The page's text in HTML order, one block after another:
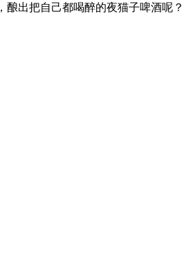
酿出把自己都喝醉的夜猫子啤酒呢？